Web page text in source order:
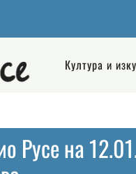
Култура и
Русе на